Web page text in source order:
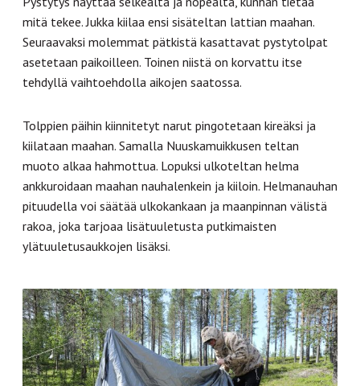
mitä tekee. Jukka kiilaa ensi sisäteltan lattian maahan.
Seuraavaksi molemmat pätkistä kasattavat pystytolpat
asetetaan paikoilleen. Toinen niistä on korvattu itse
tehdyllä vaihtoehdolla aikojen saatossa.
Tolppien päihin kiinnitetyt narut pingotetaan kireäksi ja
kiilataan maahan. Samalla Nuuskamuikkusen teltan
muoto alkaa hahmottua. Lopuksi ulkoteltan helma
ankkuroidaan maahan nauhalenkein ja kiiloin. Helmanauhan
pituudella voi säätää ulkokankaan ja maanpinnan välistä
rakoa, joka tarjoaa lisätuuletusta putkimaisten
ylätuuletusaukkojen lisäksi.